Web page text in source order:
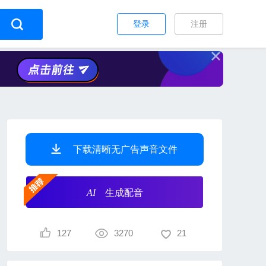
注册
登录
下载清晰无广告声音文件
AI生成配音
127 3270 21